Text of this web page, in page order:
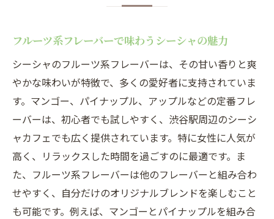
フルーツ系フレーバーで味わうシーシャの魅力
シーシャのフルーツ系フレーバーは、その甘い香りと爽
やかな味わいが特徴で、多くの愛好者に支持されていま
す。マンゴー、パイナップル、アップルなどの定番フレ
ーバーは、初心者でも試しやすく、渋谷駅周辺のシーシ
ャカフェでも広く提供されています。特に女性に人気が
高く、リラックスした時間を過ごすのに最適です。ま
た、フルーツ系フレーバーは他のフレーバーと組み合わ
せやすく、自分だけのオリジナルブレンドを楽しむこと
も可能です。例えば、マンゴーとパイナップルを組み合